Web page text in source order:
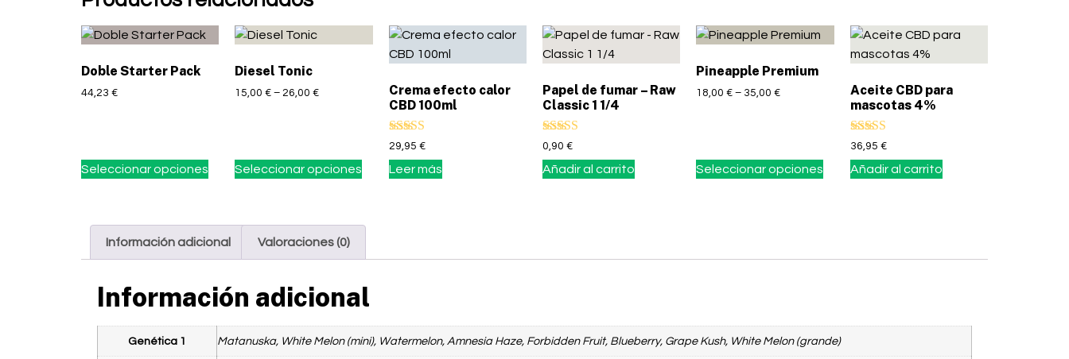
Doble Starter Pack
44,23 €
Seleccionar opciones
Diesel Tonic
15,00€ –26,00€
Seleccionar opciones
Crema efecto calor
CBD 100ml
Valorado con
5.00
de 5
29,95 €
Leer más
Papel de fumar – Raw
Classic 1 1/4
Valorado con
5.00
de 5
0,90 €
Añadir al carrito
Pineapple Premium
18,00€ – 35,00€
Seleccionar opciones
Aceite CBD para
mascotas 4%
Valorado con
5.00
de 5
36,95 €
Añadir al carrito
Información adicional Valoraciones (0)
Información adicional
Genética 1 Matanuska, White Melon (mini), Watermelon, Amnesia Haze, Forbidden Fruit, Blueberry, Grape Kush, White Melon (grande)